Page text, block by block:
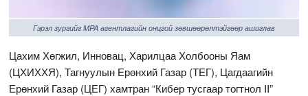
Гэрэл зургийг MPA агентлагийн онцгой зөвшөөрөлтэйгөөр ашиглав
Цахим Хөгжил, Инновац, Харилцаа Холбооны Яам
(ЦХИХХЯ), Тагнуулын Ерөнхий Газар (ТЕГ), Цагдаагийн
Ерөнхий Газар (ЦЕГ) хамтран “Кибер тусгаар тогтнол II”